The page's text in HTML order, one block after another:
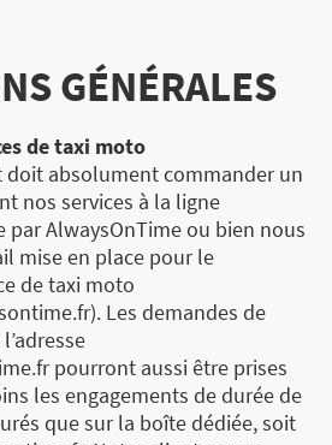
GÉNÉRALES
de taxi moto
absolument commander un
nos services à la ligne
AlwaysOnTime ou bien nous
mise en place pour le
de taxi moto
Les demandes de
pourront aussi être prises
les engagements de durée de
que sur la boîte dédiée, soit